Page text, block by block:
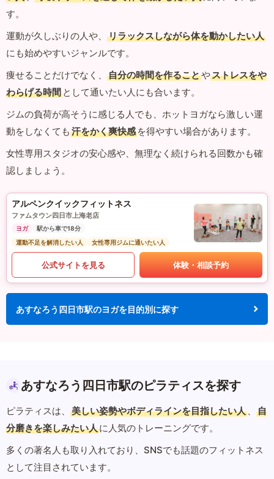
す。
運動が久しぶりの人や、
リラックスしながら体を動かしたい人
にも始めやすいジャンルです。
痩せることだけでなく、
自分の時間を作ることやストレスをや
わらげる時間 として通いたい人にも合います。
ジムの負荷が高そうに感じる人でも、ホットヨガなら激しい運
動をしなくても 汗をかく爽快感 を得やすい場合があります。
女性専用スタジオの安心感や、無理なく続けられる回数かも確
認しましょう。
アルペンクイックフィットネス
ファムタウン四日市上海老店
ヨガ
駅から車で18分
運動不足を解消したい人
女性専用ジムに通いたい人
公式サイトを見る 体験・相談予約
あすなろう四日市駅のヨガを目的別に探す
あすなろう四日市駅のピラティスを探す
ピラティスは、 美しい姿勢やボディラインを目指したい人 、
自
分磨きを楽しみたい人に人気のトレーニングです。
多くの著名人も取り入れており、SNSでも話題のフィットネス
として注目されています。